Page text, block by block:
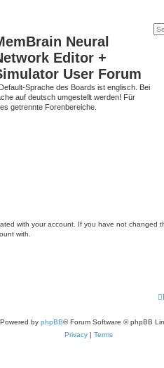
Neural
Editor +
User Forum
Sprache des Boards ist englisch. Bei
auf deutsch umgestellt werden! Für
getrennte Forenbereiche.
with your account. If you have not changed
with.
Powered by phpBB® Forum Software © phpBB
Privacy | Terms